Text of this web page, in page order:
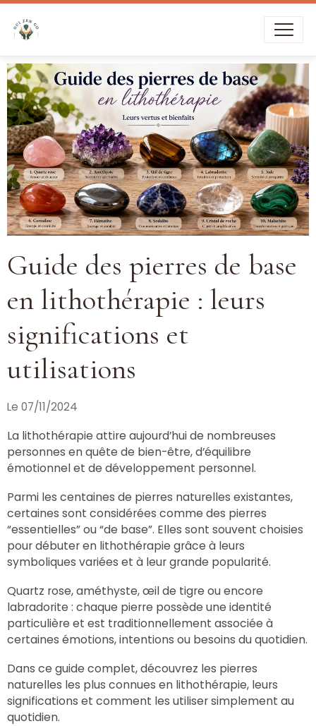
Guide des pierres de base
en lithothérapie : leurs
significations et
utilisations
Le 07/11/2024
La lithothérapie attire aujourd’hui de nombreuses
personnes en quête de bien-être, d’équilibre
émotionnel et de développement personnel.
Parmi les centaines de pierres naturelles existantes,
certaines sont considérées comme des pierres
“essentielles” ou “de base”. Elles sont souvent choisies
pour débuter en lithothérapie grâce à leurs
symboliques variées et à leur grande popularité.
Quartz rose, améthyste, œil de tigre ou encore
labradorite : chaque pierre possède une identité
particulière et est traditionnellement associée à
certaines émotions, intentions ou besoins du quotidien.
Dans ce guide complet, découvrez les pierres
naturelles les plus connues en lithothérapie, leurs
significations et comment les utiliser simplement au
quotidien.